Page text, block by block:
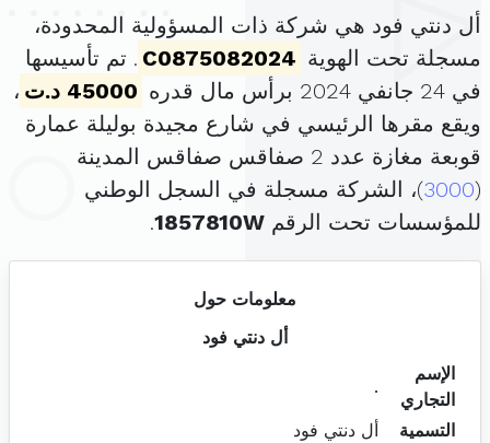
أل دنتي فود هي شركة ذات المسؤولية المحدودة،
مسجلة تحت الهوية C0875082024 . تم تأسيسها
في 24 جانفي 2024 برأس مال قدره
45000 د.ت
،
ويقع مقرها الرئيسي في شارع مجيدة بوليلة عمارة
قوبعة مغازة عدد 2 صفاقس صفاقس المدينة
(
3000)، الشركة مسجلة في السجل الوطني
للمؤسسات تحت الرقم 1857810W
.
معلومات حول
أل دنتي فود
الإسم
التجاري
.
التسمية
أل دنتي فود